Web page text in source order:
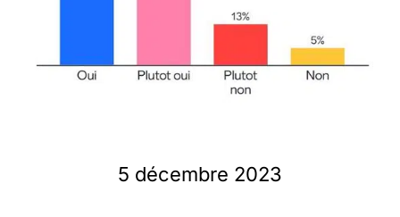
Nous soutenir5 décembre 2023